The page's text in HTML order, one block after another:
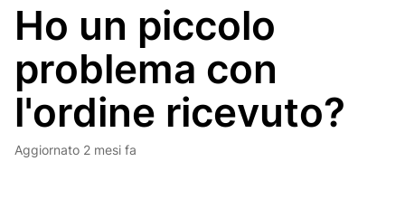
Ho un piccolo
problema con
l'ordine ricevuto?
Aggiornato 2 mesi fa